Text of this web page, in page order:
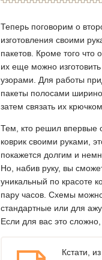
Теперь поговорим о
изготовления своими
пакетов. Кроме того что
их еще можно
узорами. Для работы
пакеты полосами
затем связать их
Тем, кто решил впервые
коврик своими руками,
покажется долгим и
Но, набив руку, вы
уникальный по красоте
пару часов. Схемы
стандартные или для
Если для вас это
Кстати,